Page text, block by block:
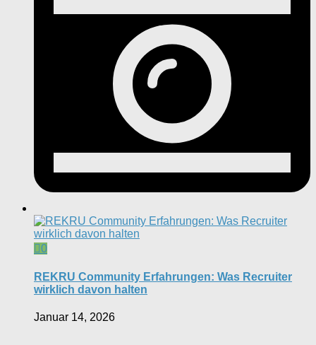
0
REKRU Community Erfahrungen: Was Recruiter
wirklich davon halten
Januar 14, 2026